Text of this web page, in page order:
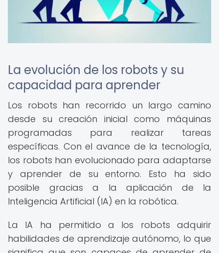
La evolución de los robots y su
capacidad para aprender
Los robots han recorrido un largo camino
desde su creación inicial como máquinas
programadas para realizar tareas
específicas. Con el avance de la tecnología,
los robots han evolucionado para adaptarse
y aprender de su entorno. Esto ha sido
posible gracias a la aplicación de la
Inteligencia Artificial (IA) en la robótica.
La IA ha permitido a los robots adquirir
habilidades de aprendizaje autónomo, lo que